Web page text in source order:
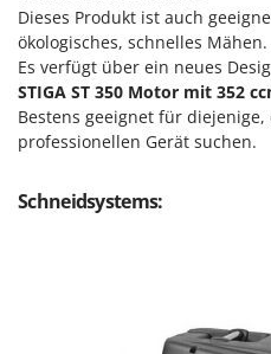
Motorspritzen
Mulcher für Traktor
N
Notstromaggregat
Obstmühlen
Ferroni
Ferrua
FIAC
FIEM
Fimar
FINI
Fontana Forni
Dieses Produkt ist auch
ökologisches, schnelles Mähen.
Es verfügt über ein neues
STIGA ST 350 Motor mit 352
Bestens geeignet für
professionellen Gerät suchen.
Schneidsystems: